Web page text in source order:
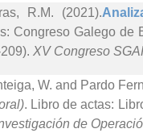
R.M. (2021).
Congreso Galego de
XV Congreso
W. and Pardo
. Libro de actas:
de